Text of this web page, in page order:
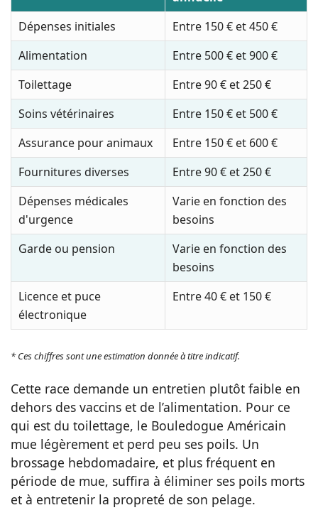
Dépenses initiales
Entre 150 € et 450 €
Alimentation
Entre 500 € et 900 €
Toilettage
Entre 90 € et 250 €
Soins vétérinaires
Entre 150 € et 500 €
Assurance pour animaux
Entre 150 € et 600 €
Fournitures diverses
Entre 90 € et 250 €
Dépenses médicales
d'urgence
Varie en fonction des
besoins
Garde ou pension
Varie en fonction des
besoins
Licence et puce
électronique
Entre 40 € et 150 €
* Ces chiffres sont une estimation donnée à titre indicatif.
Cette race demande un entretien plutôt faible en
dehors des vaccins et de l’alimentation. Pour ce
qui est du toilettage, le Bouledogue Américain
mue légèrement et perd peu ses poils. Un
brossage hebdomadaire, et plus fréquent en
période de mue, suffira à éliminer ses poils morts
et à entretenir la propreté de son pelage.